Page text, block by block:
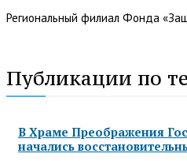
Региональный филиал Фонда
Публикации по
В Храме Преображения
начались